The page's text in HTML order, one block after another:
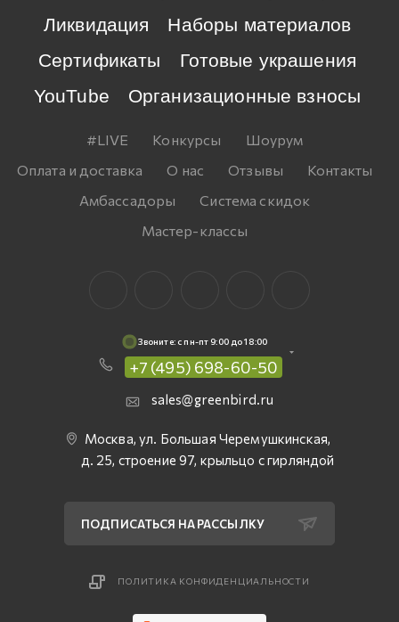
Ликвидация
Наборы материалов
Сертификаты
Готовые украшения
YouTube
Организационные взносы
#LIVE Конкурсы
Шоурум
Оплата и доставка
О нас Отзывы
Контакты
Амбассадоры
Система скидок
Мастер-классы
Звоните: c пн-пт 9:00 до 18:00
+7 (495) 698-60-50
sales@greenbird.ru
Москва, ул. Большая Черемушкинская,
д. 25, строение 97, крыльцо с гирляндой
ПОДПИСАТЬСЯ НА РАССЫЛКУ
ПОЛИТИКА КОНФИДЕНЦИАЛЬНОСТИ